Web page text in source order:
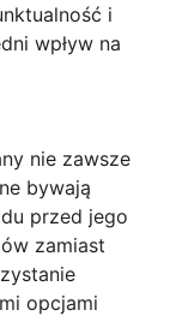
i
wpływ na
nie zawsze
bywają
przed jego
zamiast
opcjami